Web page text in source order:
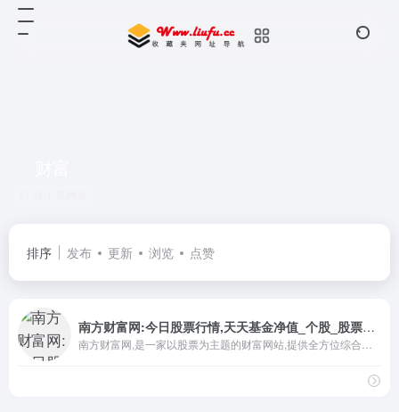
排序 发布 更新 浏览 点赞
南方财富网:今日股票行情,天天基金净值_个股_股票_基金_外汇_期货_权证_债券_港股